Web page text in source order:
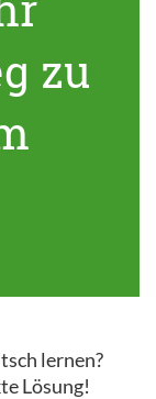
zu
lernen?
Lösung!